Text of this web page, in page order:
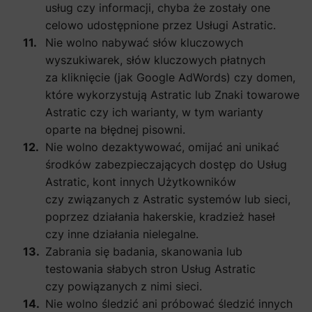
usług czy informacji, chyba że zostały one
celowo udostępnione przez Usługi Astratic.
Nie wolno nabywać słów kluczowych
wyszukiwarek, słów kluczowych płatnych
za kliknięcie (jak Google AdWords) czy domen,
które wykorzystują Astratic lub Znaki towarowe
Astratic czy ich warianty, w tym warianty
oparte na błędnej pisowni.
Nie wolno dezaktywować, omijać ani unikać
środków zabezpieczających dostęp do Usług
Astratic, kont innych Użytkowników
czy związanych z Astratic systemów lub sieci,
poprzez działania hakerskie, kradzież haseł
czy inne działania nielegalne.
Zabrania się badania, skanowania lub
testowania słabych stron Usług Astratic
czy powiązanych z nimi sieci.
Nie wolno śledzić ani próbować śledzić innych